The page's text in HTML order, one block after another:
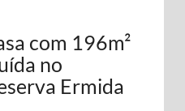
com 196m²
no
Ermida